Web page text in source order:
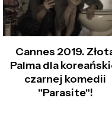
Cannes 2019.
Palma dla
czarnej komedii
"Parasite"!